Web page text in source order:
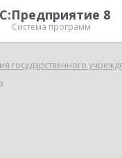
8
Система программ
государственного